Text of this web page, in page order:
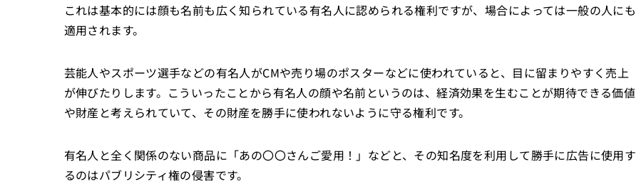
これは基本的には顔も名前も広く知られている有名人に認められる権利ですが、場合によっては一般の人にも
適用されます。
芸能人やスポーツ選手などの有名人がCMや売り場のポスターなどに使われていると、目に留まりやすく売上
が伸びたりします。こういったことから有名人の顔や名前というのは、経済効果を生むことが期待できる価値
や財産と考えられていて、その財産を勝手に使われないように守る権利です。
有名人と全く関係のない商品に「あの〇〇さんご愛用！」などと、その知名度を利用して勝手に広告に使用す
るのはパブリシティ権の侵害です。